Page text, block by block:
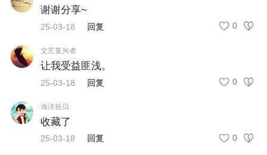
认不符合会计准则规定。这将影响财务报表的真
实性和可靠性，误导投资者和其他报表使用者。
二、涉税风险深度剖析
（一）企业所得税风险
谢谢分享~
25-03-18 回复 0
文艺复兴者
让我受益匪浅。
25-03-18 回复 0
海洋拾贝
收藏了
25-03-18 回复 0